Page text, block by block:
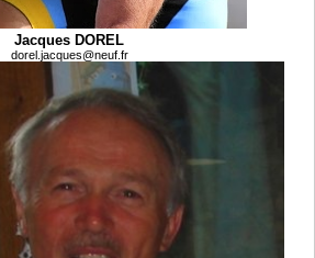
Jacques DOREL
dorel.jacques@neuf.fr